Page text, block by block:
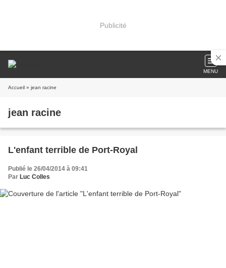
Publicité
MENU
Accueil » jean racine
jean racine
L'enfant terrible de Port-Royal
Publié le 26/04/2014 à 09:41
Par Luc Colles